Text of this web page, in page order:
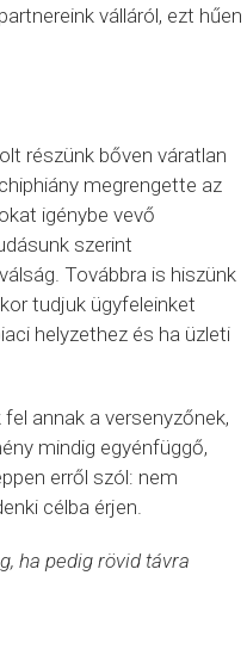
válláról, ezt hűen
részünk bőven váratlan
megrengette az
igénybe vevő
szerint
Továbbra is hiszünk
tudjuk ügyfeleinket
helyzethez és ha üzleti
annak a versenyzőnek,
mindig egyénfüggő,
erről szól: nem
célba érjen.
ha pedig rövid távra